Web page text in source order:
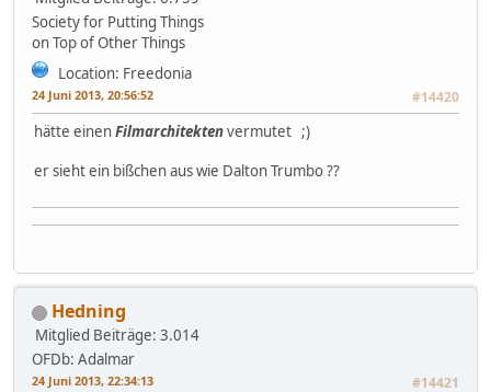
Society for Putting Things
on Top of Other Things
Location: Freedonia
24 Juni 2013, 20:56:52 #14420
hätte einenFilmarchitektenvermutet ;)
er sieht ein bißchen aus wie Dalton Trumbo ??
Hedning
Mitglied Beiträge: 3.014
OFDb: Adalmar
24 Juni 2013, 22:34:13 #14421